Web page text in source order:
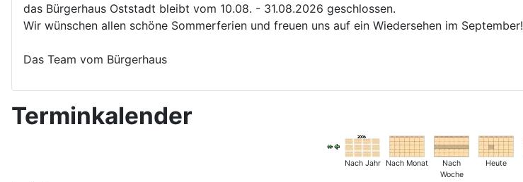
das Bürgerhaus Oststadt bleibt vom 10.08. - 31.08.2026 geschlossen.
Wir wünschen allen schöne Sommerferien und freuen uns auf ein Wiedersehen im September!
Das Team vom Bürgerhaus
Terminkalender
Nach Jahr Nach Monat
Nach
Woche
Heute